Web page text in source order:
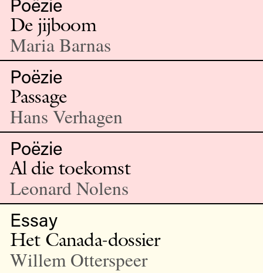
De jijboom
Maria Barnas
Poëzie
Passage
Hans Verhagen
Poëzie
Al die toekomst
Leonard Nolens
Essay
Het Canada-dossier
Willem Otterspeer